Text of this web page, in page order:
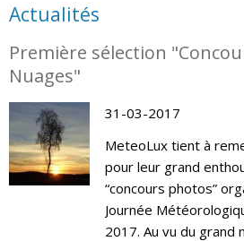
Actualités
Première sélection
Nuages"
31-03-2017
MeteoLux tient à
pour leur grand
“concours photos”
Journée
2017. Au vu du